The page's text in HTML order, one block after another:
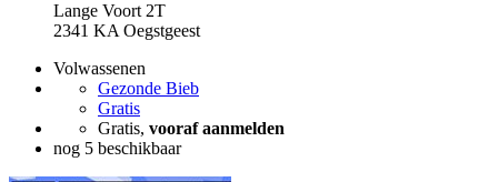
Lange Voort 2T
2341 KA Oegstgeest
Volwassenen
Gezonde Bieb
Gratis
Gratis, vooraf aanmelden
nog 5 beschikbaar